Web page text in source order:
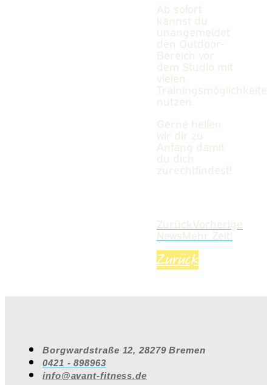
Ab sofort
kannst du
unangemeldet
den Outdoor-
Bereich vor
dem Studio mit
vielen
nutzen.
Gerne helfen
wir dir zu
Anfang damit
du dich
zurechtfindest!
ZurückVorherige
NewsMehr Zeit!
Zurück
Borgwardstraße 12, 28279 Bremen
0421 - 898963
info@avant-fitness.de